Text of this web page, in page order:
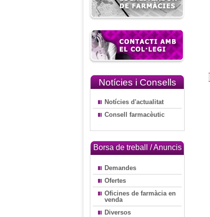
Notícies i Consells
Notícies d'actualitat
Consell farmacèutic
Borsa de treball / Anuncis
Demandes
Ofertes
Oficines de farmàcia en
venda
Diversos